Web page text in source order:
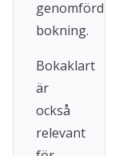
genomförd
bokning.
Bokaklart
är
också
relevant